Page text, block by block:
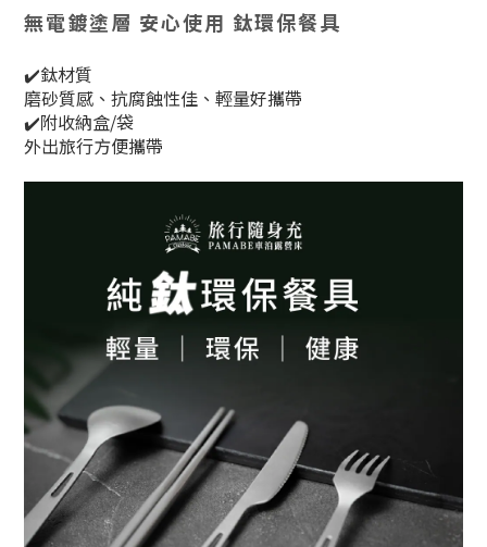
無電鍍塗層 安心使用 鈦環保餐具
✔️鈦材質
磨砂質感、 抗腐蝕性佳、 輕量好攜帶
✔️附收納盒/袋
外出旅行方便攜帶